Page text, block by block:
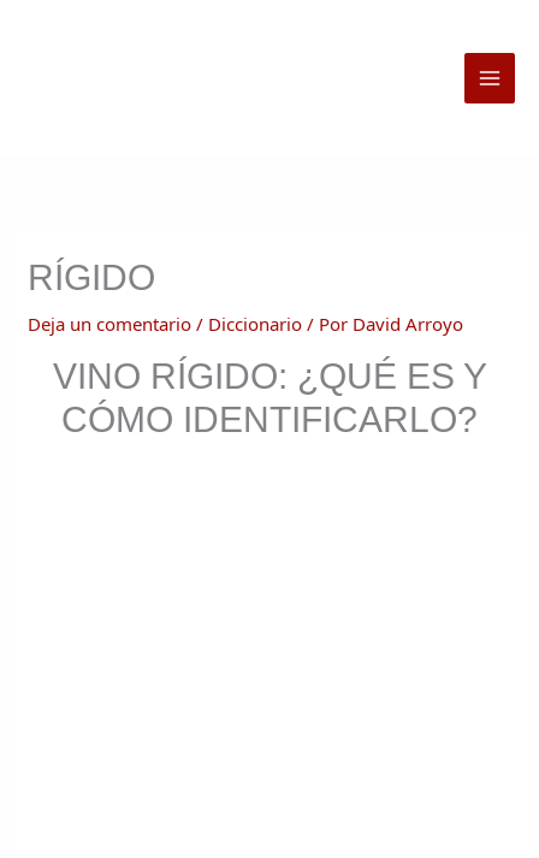
RÍGIDO
Deja un comentario / Diccionario / Por David Arroyo
VINO RÍGIDO: ¿QUÉ ES Y
CÓMO IDENTIFICARLO?